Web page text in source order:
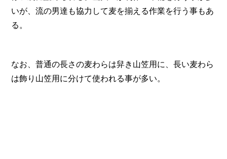
いが、流の男達も協力して麦を揃える作業を行う事もあ
る。
なお、普通の長さの麦わらは舁き山笠用に、長い麦わら
は飾り山笠用に分けて使われる事が多い。